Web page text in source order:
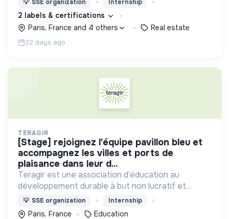
d'occupations temporaires de bâtiments vacants
💡 SSE organization Internship
2 labels & certifications
Paris, France and 4 others
Real estate
22 days ago
TERAGIR
[stage] rejoignez l'équipe pavillon bleu et
accompagnez les villes et ports de
plaisance dans leur d...
Teragir est une association d’éducation au
développement durable à but non lucratif et
reconnue d’intérêt général, créée en 1983.
💡 SSE organization Internship
Paris, France Education